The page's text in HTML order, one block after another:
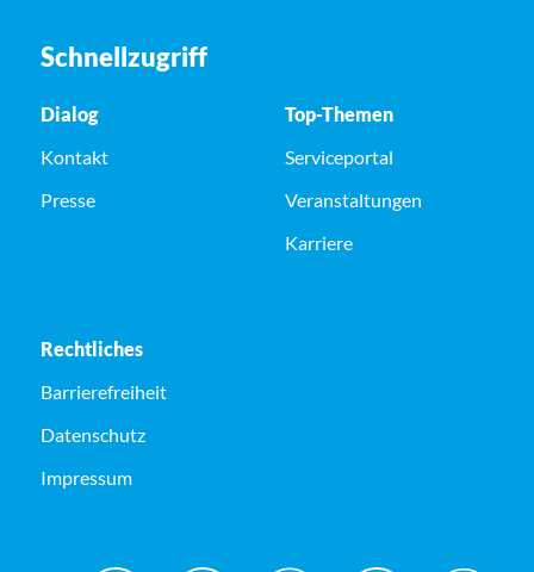
Schnellzugriff
Dialog
Kontakt
Presse
Top-Themen
Serviceportal
Veranstaltungen
Karriere
Rechtliches
Barrierefreiheit
Datenschutz
Impressum